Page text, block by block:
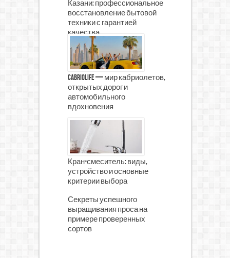
Казани: профессиональное
восстановление бытовой
техники с гарантией
качества
CabrioLife — мир кабриолетов,
открытых дорог и
автомобильного
вдохновения
Кран-смеситель: виды,
устройство и основные
критерии выбора
Секреты успешного
выращивания проса на
примере проверенных
сортов